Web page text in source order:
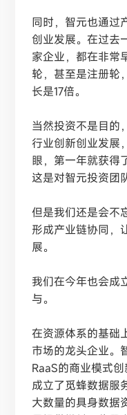
同时，智元也通过
创业发展。在过去
家企业，都在非常
轮，甚至是注册轮
长是17倍。
当然投资不是目的
行业创新创业发展
眼，第一年就获得
这是对智元投资团
但是我们还是会不
形成产业链协同，
展。
我们在今年也会成
与。
在资源体系的基础
市场的龙头企业。
RaaS的商业模式
成立了觅蜂数据服
大数量的具身数据